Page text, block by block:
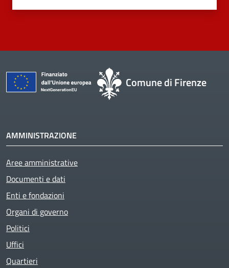
Comune di Firenze
AMMINISTRAZIONE
Aree amministrative
Documenti e dati
Enti e fondazioni
Organi di governo
Politici
Uffici
Quartieri